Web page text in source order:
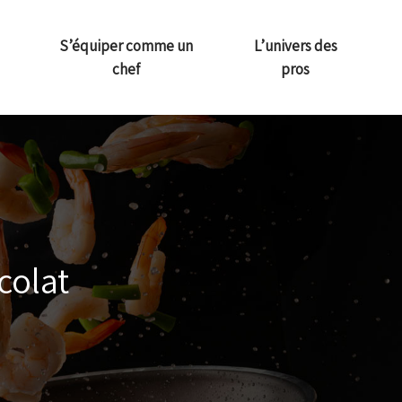
S’équiper comme un
chef
L’univers des
pros